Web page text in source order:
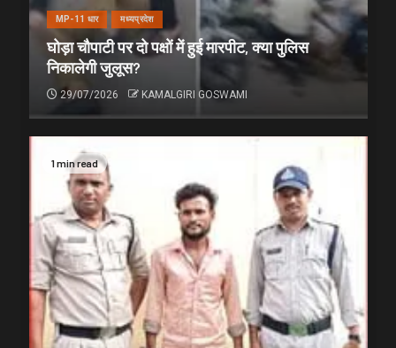
MP-11 धार मध्यप्रदेश
घोड़ा चौपाटी पर दो पक्षों में हुई मारपीट, क्या पुलिस
निकालेगी जुलूस?
29/07/2026 KAMALGIRI GOSWAMI
1 min read